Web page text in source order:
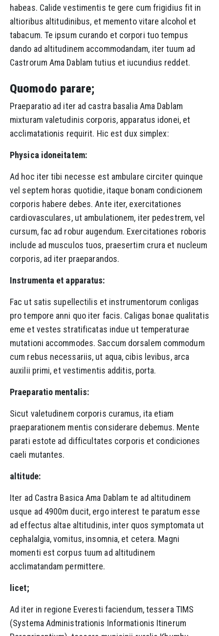
habeas. Calide vestimentis te gere cum frigidius fit in
altioribus altitudinibus, et memento vitare alcohol et
tabacum. Te ipsum curando et corpori tuo tempus
dando ad altitudinem accommodandam, iter tuum ad
Castrorum Ama Dablam tutius et iucundius reddet.
Quomodo parare;
Praeparatio ad iter ad castra basalia Ama Dablam
mixturam valetudinis corporis, apparatus idonei, et
acclimatationis requirit. Hic est dux simplex:
Physica idoneitatem:
Ad hoc iter tibi necesse est ambulare circiter quinque
vel septem horas quotidie, itaque bonam condicionem
corporis habere debes. Ante iter, exercitationes
cardiovasculares, ut ambulationem, iter pedestrem, vel
cursum, fac ad robur augendum. Exercitationes roboris
include ad musculos tuos, praesertim crura et nucleum
corporis, ad iter praeparandos.
Instrumenta et apparatus:
Fac ut satis supellectilis et instrumentorum conligas
pro tempore anni quo iter facis. Caligas bonae qualitatis
eme et vestes stratificatas indue ut temperaturae
mutationi accommodes. Saccum dorsalem commodum
cum rebus necessariis, ut aqua, cibis levibus, arca
auxilii primi, et vestimentis additis, porta.
Praeparatio mentalis:
Sicut valetudinem corporis curamus, ita etiam
praeparationem mentis considerare debemus. Mente
parati estote ad difficultates corporis et condiciones
caeli mutantes.
altitude:
Iter ad Castra Basica Ama Dablam te ad altitudinem
usque ad 4900m ducit, ergo interest te paratum esse
ad effectus altae altitudinis, inter quos symptomata ut
cephalalgia, vomitus, insomnia, et cetera. Magni
momenti est corpus tuum ad altitudinem
acclimatandam permittere.
licet;
Ad iter in regione Everesti faciendum, tessera TIMS
(Systema Administrationis Informationis Itinerum